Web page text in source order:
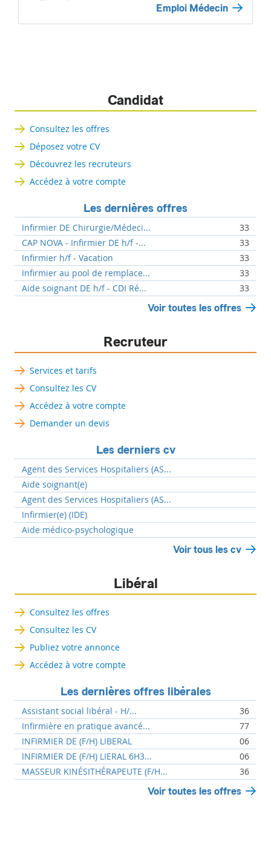
Emploi Médecin
Candidat
Consultez les offres
Déposez votre CV
Découvrez les recruteurs
Accédez à votre compte
Les dernières offres
Infirmier DE Chirurgie/Médeci...
33
CAP NOVA - Infirmier DE h/f -...
33
Infirmier h/f - Vacation
33
Infirmier au pool de remplace...
33
Aide soignant DE h/f - CDI Ré...
33
Voir toutes les offres
Recruteur
Services et tarifs
Consultez les CV
Accédez à votre compte
Demander un devis
Les derniers cv
Agent des Services Hospitaliers (AS...
Aide soignant(e)
Agent des Services Hospitaliers (AS...
Infirmier(e) (IDE)
Aide médico-psychologique
Voir tous les cv
Libéral
Consultez les offres
Consultez les CV
Publiez votre annonce
Accédez à votre compte
Les dernières offres libérales
Assistant social libéral - H/...
36
Infirmière en pratique avancé...
77
INFIRMIER DE (F/H) LIBERAL
06
INFIRMIER DE (F/H) LIERAL 6H3...
06
MASSEUR KINÉSITHÉRAPEUTE (F/H...
36
Voir toutes les offres